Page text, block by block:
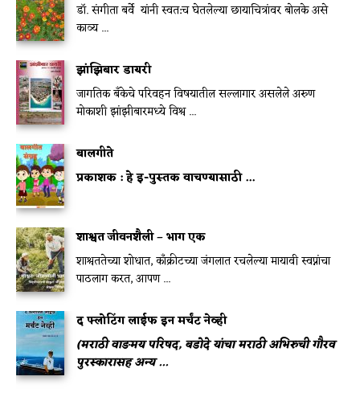
डॉ. संगीता बर्वे यांनी स्वत:च घेतलेल्या छायाचित्रांवर बोलके असे
काव्य ...
झांझिबार डायरी
जागतिक बॅंकेचे परिवहन विषयातील सल्लागार असलेले अरुण
मोकाशी झांझीबारमध्ये विश्व ...
बालगीते
प्रकाशक :हे इ-पुस्तक वाचण्यासाठी...
शाश्वत जीवनशैली – भाग एक
शाश्वततेच्या शोधात, काँक्रीटच्या जंगलात रचलेल्या मायावी स्वप्नांचा
पाठलाग करत, आपण ...
द फ्लोटिंग लाईफ इन मर्चंट नेव्ही
(मराठी वाङमय परिषद, बडोदे यांचा मराठी अभिरुची गौरव
पुरस्कारासह अन्य ...